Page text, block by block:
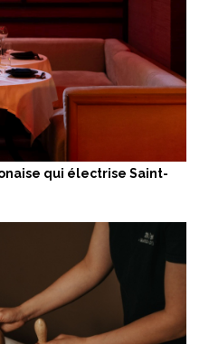
qui électrise Saint-